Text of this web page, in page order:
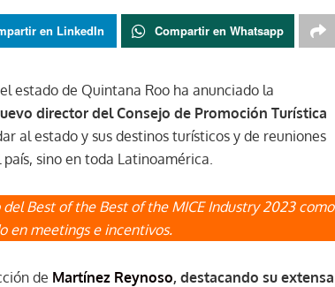
en LinkedIn Compartir en Whatsapp
estado de Quintana Roo ha anunciado la
director del Consejo de Promoción Turística
al estado y sus destinos turísticos y de reuniones
sino en toda Latinoamérica.
Best of the Best of the MICE Industry 2023 como
en meetings e incentivos.
de Martínez Reynoso, destacando su extensa